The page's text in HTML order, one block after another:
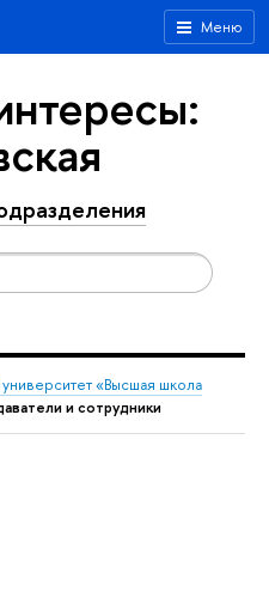
Меню
«Высшая школа
и сотрудники